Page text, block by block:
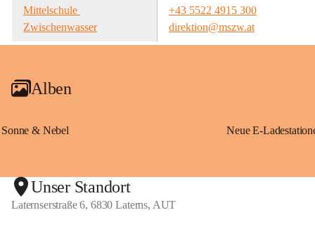
Mittelschule
Zwischenwasser
+43 5522 4915 300
direktion@mszw.at
Alben
Sonne & Nebel
Unser Standort
Laternserstraße 6, 6830 Laterns, AUT